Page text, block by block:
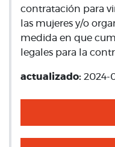
contratación para
las mujeres y/o
medida en que
legales para la
actualizado: 2024-